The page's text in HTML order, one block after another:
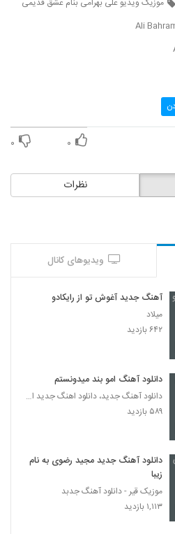
موزیک ویدیو علی بهرامی بنام عشق قدیمی
Ali
۰ ۰
نظرات
ویدیوهای کانال
آهنگ جدید آغوش تو از رایکادو
میلاد
۶۴۲ بازدید
دانلود آهنگ امو بند میدونستم
دانلود آهنگ جدید، دانلود اهنگ جدید ایرانی
۵۸۹ بازدید
دانلود آهنگ جدید مجید رضوی به نام
زیبا
موزیک قیر - دانلود آهنگ جدبد
۱,۱۱۳ بازدید